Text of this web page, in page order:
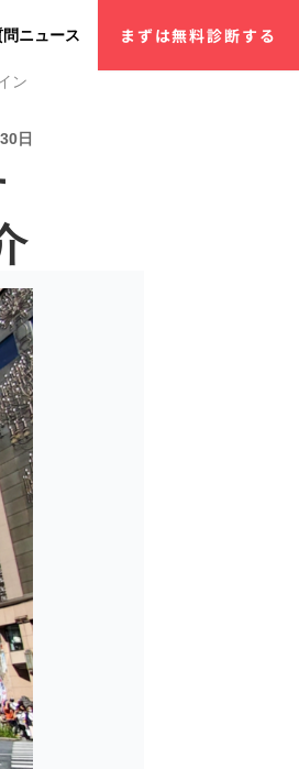
ニュース まずは無料診断する
ントも紹介
日